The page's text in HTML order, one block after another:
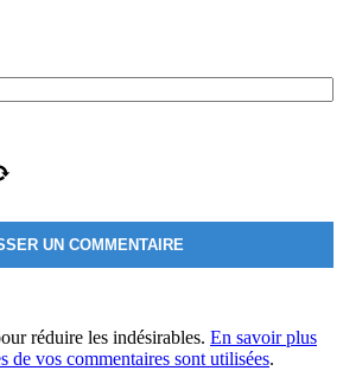
réduire les indésirables. En savoir plus
de vos commentaires sont utilisées.